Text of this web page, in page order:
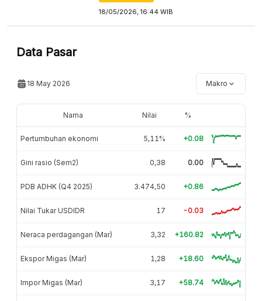
18/05/2026, 16:44 WIB
Data Pasar
18 May 2026 Makro
Nama Nilai %
Pertumbuhan ekonomi 5,11% +0.08
Gini rasio (Sem2) 0,38 0.00
PDB ADHK (Q4 2025) 3.474,50 +0.86
Nilai Tukar USDIDR 17 -0.03
Neraca perdagangan (Mar) 3,32 +160.82
Ekspor Migas (Mar) 1,28 +18.60
Impor Migas (Mar) 3,17 +58.74